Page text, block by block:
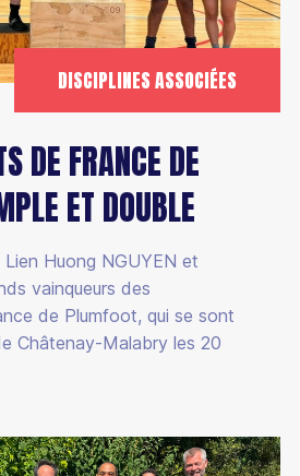
DISCIPLINES ASSOCIÉES
DE FRANCE DE
ET DOUBLE
Lien Huong NGUYEN et
vainqueurs des
de Plumfoot, qui se sont
Châtenay-Malabry les 20